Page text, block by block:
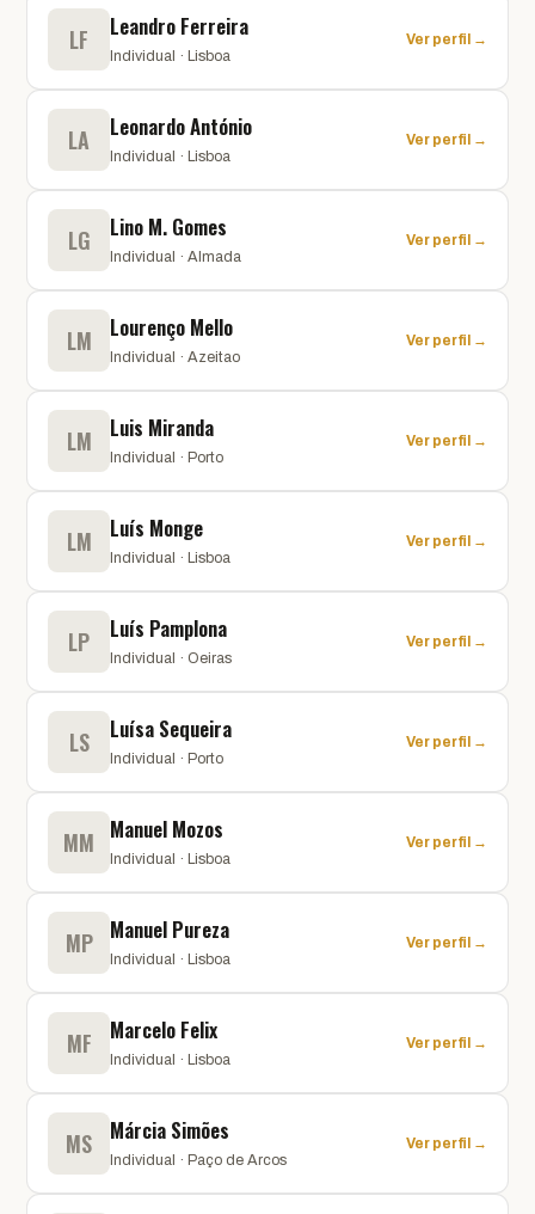
LF Leandro Ferreira
Individual · Lisboa
Ver perfil →
LA Leonardo António
Individual · Lisboa
Ver perfil →
LG Lino M. Gomes
Individual · Almada
Ver perfil →
LM Lourenço Mello
Individual · Azeitao
Ver perfil →
LM Luis Miranda
Individual · Porto
Ver perfil →
LM Luís Monge
Individual · Lisboa
Ver perfil →
LP Luís Pamplona
Individual · Oeiras
Ver perfil →
LS Luísa Sequeira
Individual · Porto
Ver perfil →
MM Manuel Mozos
Individual · Lisboa
Ver perfil →
MP Manuel Pureza
Individual · Lisboa
Ver perfil →
MF Marcelo Felix
Individual · Lisboa
Ver perfil →
MS Márcia Simões
Individual · Paço de Arcos
Ver perfil →